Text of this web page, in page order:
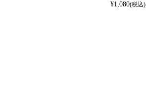
¥1,080(税込)